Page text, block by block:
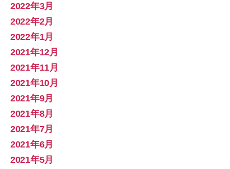
2022年3月
2022年2月
2022年1月
2021年12月
2021年11月
2021年10月
2021年9月
2021年8月
2021年7月
2021年6月
2021年5月